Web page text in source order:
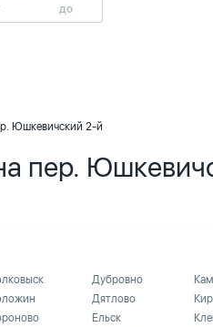
Юшкевичский 2-й
пер.
Дубровно
Дятлово
Ельск